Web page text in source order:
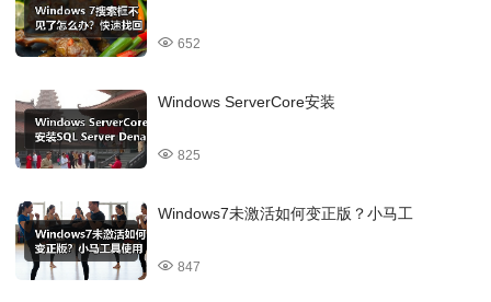
652
Windows ServerCore安装
825
Windows7未激活如何变正版？小马工
847